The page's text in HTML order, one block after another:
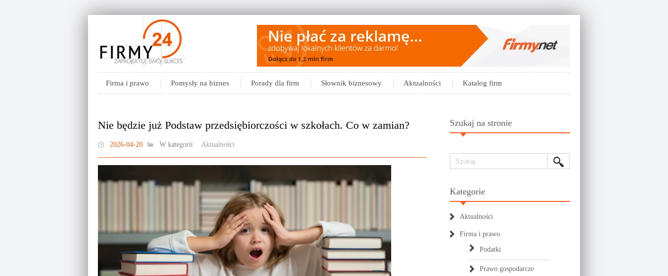
Firma i prawo Pomysły na biznes Porady dla firm Słownik biznesowy Aktualności Katalog firm
Nie będzie już Podstaw przedsiębiorczości w szkołach. Co w zamian?
2026-04-20 W kategorii Aktualności
Szukaj na stronie
Kategorie
Aktualności
Firma i prawo
Podatki
Prawo gospodarcze